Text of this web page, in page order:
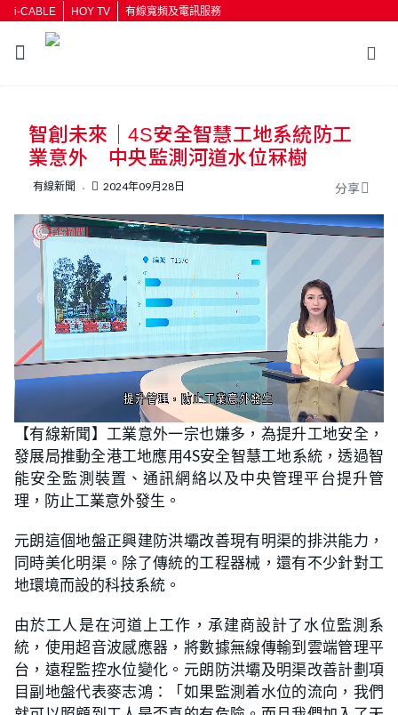
i-CABLE HOY TV 有線寬頻及電訊服務
按輸入鍵開始搜尋
智創未來｜4S安全智慧工地系統防工
業意外 中央監測河道水位冧樹
有線新聞 2024年09月28日 分享
n
m
t
e
o
a
d
e
d
:
1
2
.
%
【有線新聞】工業意外一宗也嫌多，為提升工地安全，
發展局推動全港工地應用4S安全智慧工地系統，透過智
能安全監測裝置、通訊網絡以及中央管理平台提升管
理，防止工業意外發生。
元朗這個地盤正興建防洪壩改善現有明渠的排洪能力，
同時美化明渠。除了傳統的工程器械，還有不少針對工
地環境而設的科技系統。
由於工人是在河道上工作，承建商設計了水位監測系
統，使用超音波感應器，將數據無線傳輸到雲端管理平
台，遠程監控水位變化。元朗防洪壩及明渠改善計劃項
目副地盤代表麥志鴻：「如果監測着水位的流向，我們